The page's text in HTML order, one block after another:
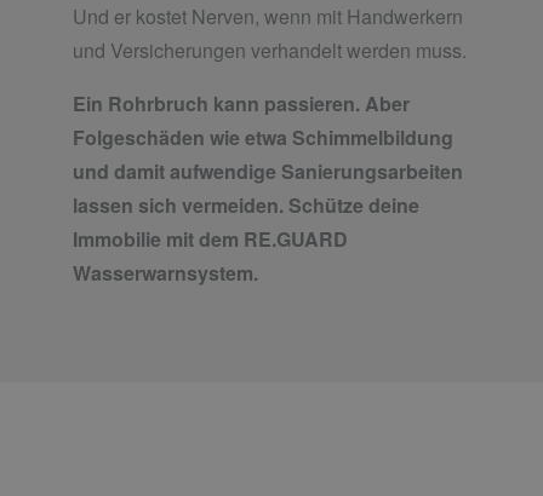
Und er kostet Nerven, wenn mit Handwerkern
und Versicherungen verhandelt werden muss.
Ein Rohrbruch kann passieren. Aber
Folgeschäden wie etwa Schimmelbildung
und damit aufwendige Sanierungsarbeiten
lassen sich vermeiden. Schütze deine
Immobilie mit dem RE.GUARD
Wasserwarnsystem.